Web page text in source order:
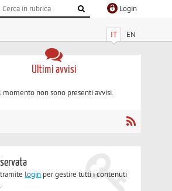
Login
IT EN
Ultimi avvisi
momento non sono presenti avvisi.
login per gestire tutti i contenuti